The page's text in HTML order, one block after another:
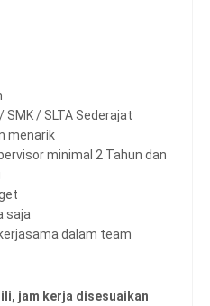
SMK / SLTA Sederajat
menarik
minimal 2 Tahun dan
saja
dalam team
jam kerja disesuaikan